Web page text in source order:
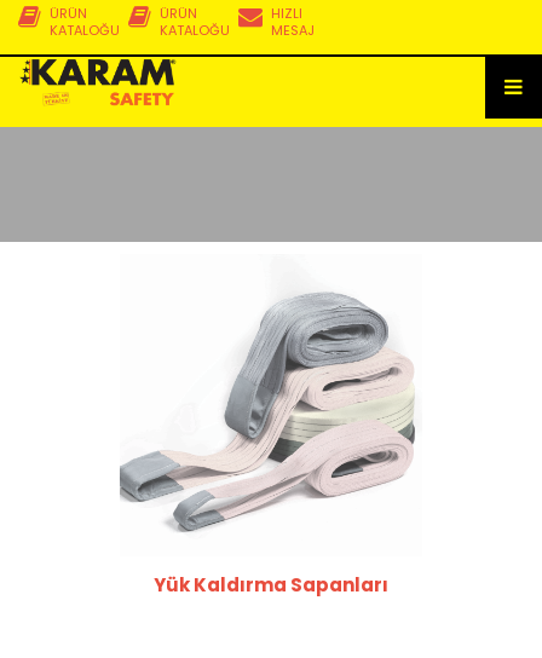
HIZLI
MESAJ
ÜRÜN
KATALOĞU
ÜRÜN
KATALOĞU
Yük Kaldırma Sapanları